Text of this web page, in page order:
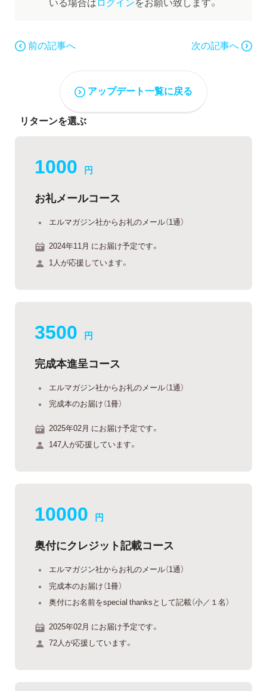
前の記事へ 次の記事へ
アップデート一覧に戻る
リターンを選ぶ
1000 円
お礼メールコース
エルマガジン社からお礼のメール（1通）
2024年11月 にお届け予定です。
1人が応援しています。
3500 円
完成本進呈コース
エルマガジン社からお礼のメール（1通）
完成本のお届け（1冊）
2025年02月 にお届け予定です。
147人が応援しています。
10000 円
奥付にクレジット記載コース
エルマガジン社からお礼のメール（1通）
完成本のお届け（1冊）
奥付にお名前をspecial thanksとして記載（小／１名）
2025年02月 にお届け予定です。
72人が応援しています。